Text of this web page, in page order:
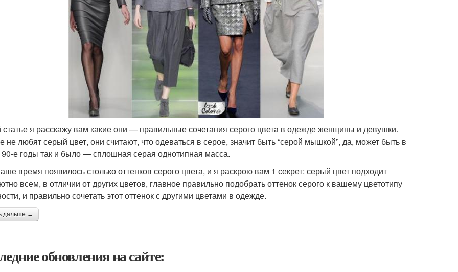
статье я расскажу вам какие они — правильные сочетания серого цвета в одежде женщины и девушки.
не любят серый цвет, они считают, что одеваться в серое, значит быть “серой мышкой”, да, может быть в
е годы так и было — сплошная серая однотипная масса.
время появилось столько оттенков серого цвета, и я раскрою вам 1 секрет: серый цвет подходит
всем, в отличии от других цветов, главное правильно подобрать оттенок серого к вашему цветотипу
и правильно сочетать этот оттенок с другими цветами в одежде.
дальше →
обновления на сайте: